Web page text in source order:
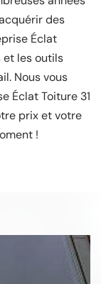
des
Éclat
et les outils
Nous vous
Éclat Toiture 31
prix et votre
!